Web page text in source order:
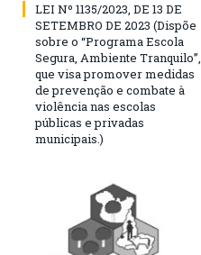
LEI Nº 1135/2023, DE 13 DE
SETEMBRO DE 2023 (Dispõe
sobre o “Programa Escola
Segura, Ambiente Tranquilo”,
que visa promover medidas
de prevenção e combate à
violência nas escolas
públicas e privadas
municipais.)